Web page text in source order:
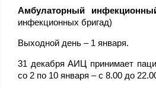
Амбулаторный
инфекционных бригад)
Выходной день – 1 января.
31 декабря АИЦ принимает
со 2 по 10 января – с 8.00 до